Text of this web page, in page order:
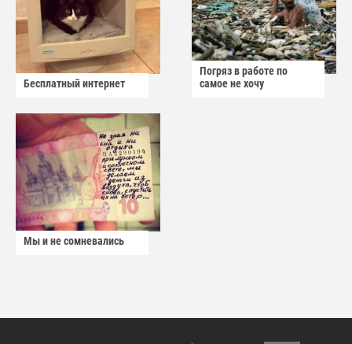
Бесплатный интернет
Погряз в работе по
самое не хочу
Мы и не сомневались